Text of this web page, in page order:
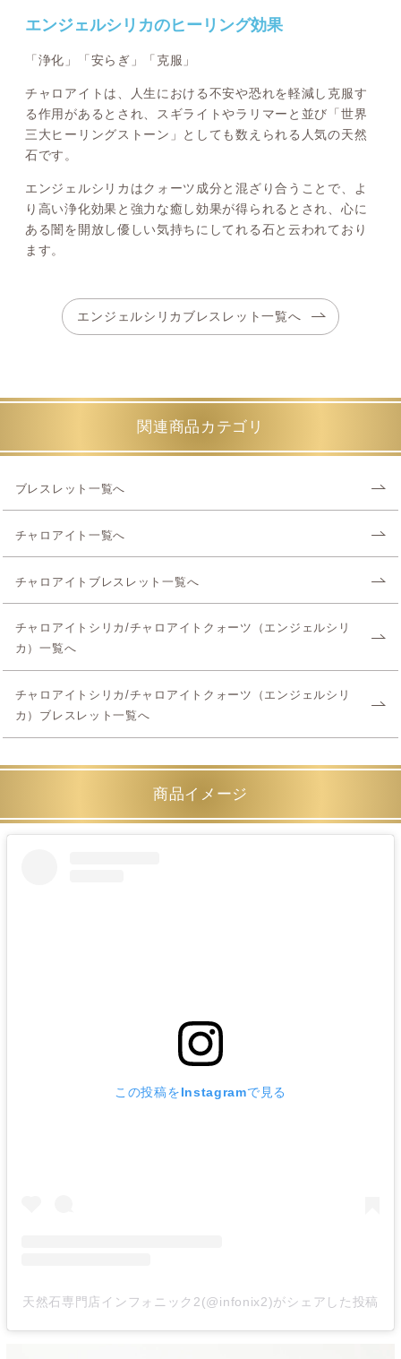
エンジェルシリカのヒーリング効果
「浄化」「安らぎ」「克服」
チャロアイトは、人生における不安や恐れを軽減し克服す
る作用があるとされ、スギライトやラリマーと並び「世界
三大ヒーリングストーン」としても数えられる人気の天然
石です。
エンジェルシリカはクォーツ成分と混ざり合うことで、よ
り高い浄化効果と強力な癒し効果が得られるとされ、心に
ある闇を開放し優しい気持ちにしてれる石と云われており
ます。
エンジェルシリカブレスレット一覧へ
関連商品カテゴリ
ブレスレット一覧へ
チャロアイト一覧へ
チャロアイトブレスレット一覧へ
チャロアイトシリカ/チャロアイトクォーツ（エンジェルシリ
カ）一覧へ
チャロアイトシリカ/チャロアイトクォーツ（エンジェルシリ
カ）ブレスレット一覧へ
商品イメージ
この投稿をInstagramで見る
天然石専門店インフォニック2(@infonix2)がシェアした投稿